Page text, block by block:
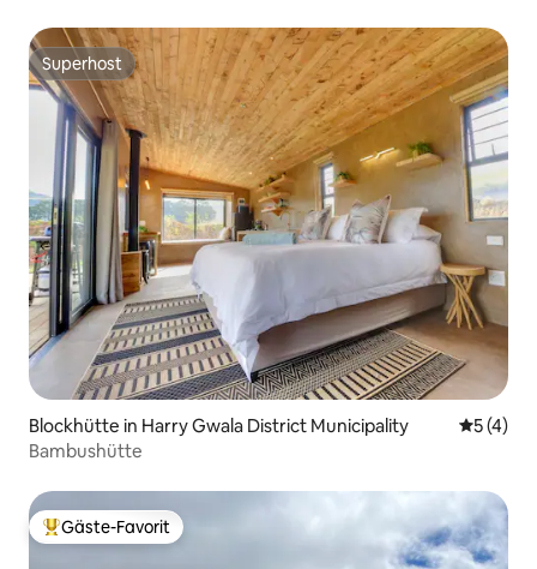
Superhost
Superhost
Blockhütte in Harry Gwala District Municipality
5 (4)
Bambushütte
Beliebter Gäste-Favorit.
Gäste-Favorit